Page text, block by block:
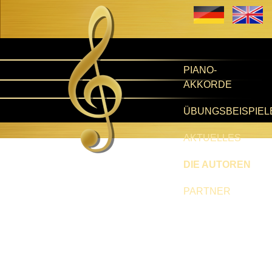
PIANO-
AKKORDE
AKTUELLES
DIE AUTOREN
PARTNER